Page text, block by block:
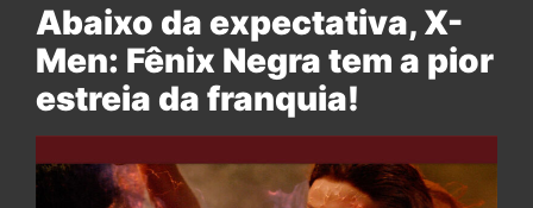
Abaixo da expectativa, X-
Men: Fênix Negra tem a pior
estreia da franquia!